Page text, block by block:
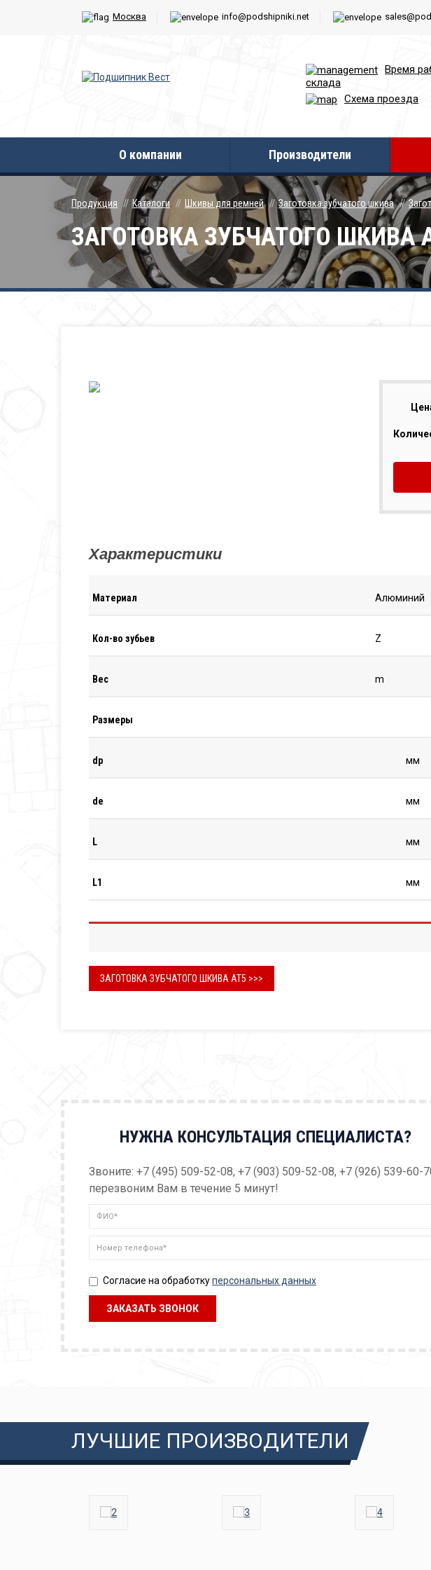
Москва info@podshipniki.net
Время
склада
Схема проезда
О компании Производители
Продукция Каталоги Шкивы для ремней Заготовка зубчатого шкива
ЗАГОТОВКА ЗУБЧАТОГО ШКИВА
Характеристики
Материал Алюминий
Кол-во зубьев Z
Вес m
Размеры
dp мм
de мм
L мм
L1 мм
ЗАГОТОВКА ЗУБЧАТОГО ШКИВА AT5 >>>
НУЖНА КОНСУЛЬТАЦИЯ СПЕЦИАЛИСТА?
Звоните: +7 (495) 509-52-08, +7 (903) 509-52-08, +7 (926) 539-60-
перезвоним Вам в течение 5 минут!
Согласие на обработкуперсональных данных
ЛУЧШИЕ ПРОИЗВОДИТЕЛИ